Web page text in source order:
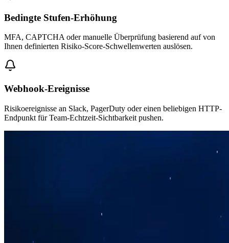
Bedingte Stufen-Erhöhung
MFA, CAPTCHA oder manuelle Überprüfung basierend auf von
Ihnen definierten Risiko-Score-Schwellenwerten auslösen.
Webhook-Ereignisse
Risikoereignisse an Slack, PagerDuty oder einen beliebigen HTTP-
Endpunkt für Team-Echtzeit-Sichtbarkeit pushen.